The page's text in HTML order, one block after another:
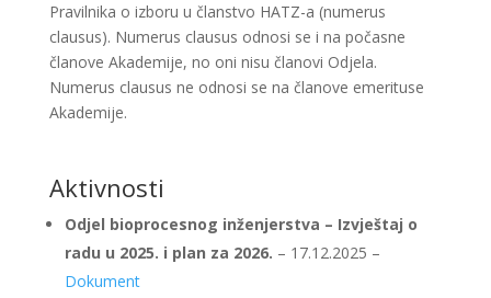
Pravilnika o izboru u članstvo HATZ-a (numerus
clausus). Numerus clausus odnosi se i na počasne
članove Akademije, no oni nisu članovi Odjela.
Numerus clausus ne odnosi se na članove emerituse
Akademije.
Aktivnosti
Odjel bioprocesnog inženjerstva – Izvještaj o
radu u 2025. i plan za 2026. – 17.12.2025 –
Dokument